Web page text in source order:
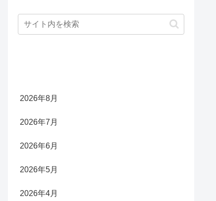
2026年8月
2026年7月
2026年6月
2026年5月
2026年4月